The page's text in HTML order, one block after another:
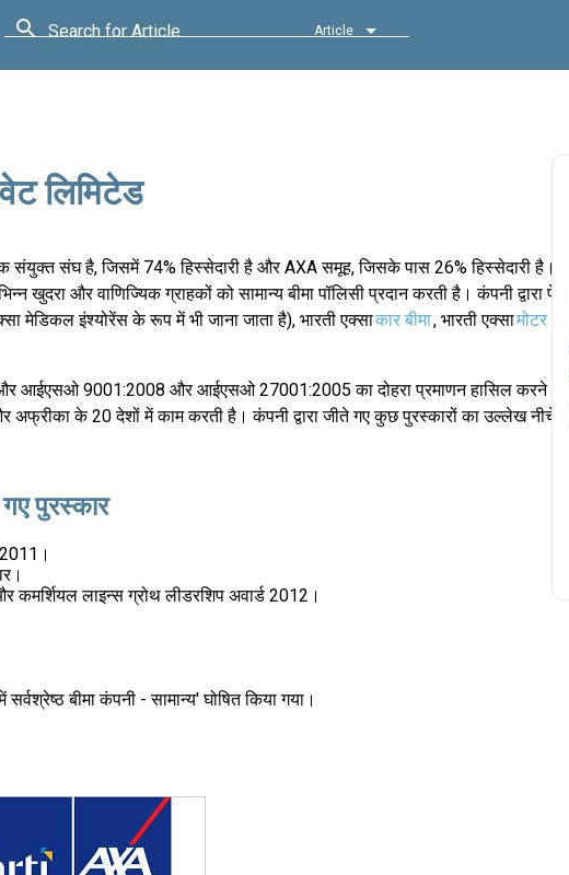
Search for Article Article
लिमिटेड
संयुक्त संघ है, जिसमें 74% हिस्सेदारी है और AXA समूह, जिसके पास 26% हिस्सेदारी है।
खुदरा और वाणिज्यिक ग्राहकों को सामान्य बीमा पॉलिसी प्रदान करती है। कंपनी द्वारा पेश
मेडिकल इंश्योरेंस के रूप में भी जाना जाता है), भारती एक्साकार बीमा, भारती एक्सामोटर
और आईएसओ 9001:2008 और आईएसओ 27001:2005 का दोहरा प्रमाणन हासिल करने
के 20 देशों में काम करती है। कंपनी द्वारा जीते गए कुछ पुरस्कारों का उल्लेख नीचे
पुरस्कार
कमर्शियल लाइन्स ग्रोथ लीडरशिप अवार्ड 2012।
बीमा कंपनी - सामान्य' घोषित किया गया।